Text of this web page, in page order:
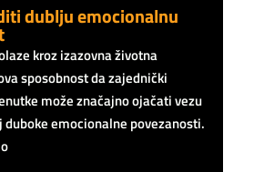
dublju emocionalnu
kroz izazovna životna
sposobnost da zajednički
može značajno ojačati vezu
emocionalne povezanosti.